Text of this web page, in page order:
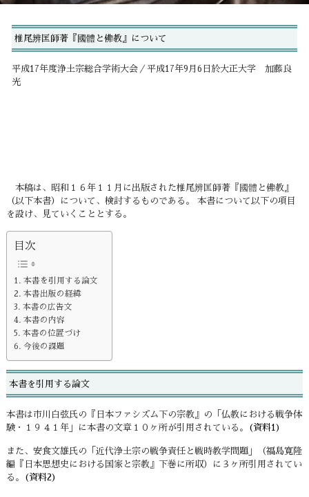
椎尾辨匡師著『國體と佛教』について
平成17年度浄土宗総合学術大会／平成17年9月6日於大正大学 加藤良
光
本稿は、昭和１６年１１月に出版された椎尾辨匡師著『國體と佛教』
（以下本書）について、検討するものである。 本書について以下の項目
を設け、見ていくこととする。
目次
本書を引用する論文
本書出版の経緯
本書の広告文
本書の内容
本書の位置づけ
今後の課題
本書を引用する論文
本書は市川白弦氏の『日本ファシズム下の宗教』の「仏教における戦争体
験・１９４１年」に本書の文章１０ヶ所が引用されている。
(資料1)
また、安食文雄氏の「近代浄土宗の戦争責任と戦時教学問題」（福島寛隆
編『日本思想史における国家と宗教』下巻に所収）に３ヶ所引用されてい
る。
(資料2)